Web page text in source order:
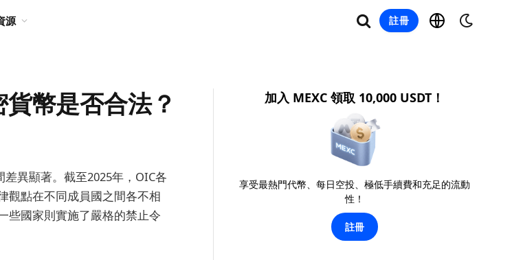
源 註冊
幣是否合法？
異顯著。截至2025年，OIC各
觀點在不同成員國之間各不相
些國家則實施了嚴格的禁止令
加入 MEXC 領取 10,000 USDT！
享受最熱門代幣、每日空投、極低手續費和充足的流動
性！
註冊